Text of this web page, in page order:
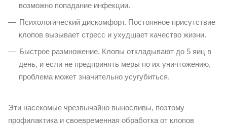
возможно попадание инфекции.
Психологический дискомфорт. Постоянное присутствие
клопов вызывает стресс и ухудшает качество жизни.
Быстрое размножение. Клопы откладывают до 5 яиц в
день, и если не предпринять меры по их уничтожению,
проблема может значительно усугубиться.
Эти насекомые чрезвычайно выносливы, поэтому
профилактика и своевременная обработка от клопов